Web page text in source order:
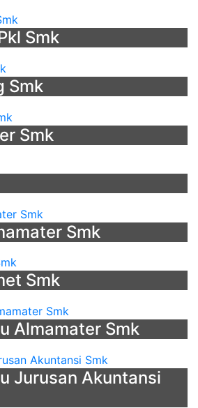
Smk
Smk
Smk
Smk
Smk
Almamater Smk
Jurusan Akuntansi